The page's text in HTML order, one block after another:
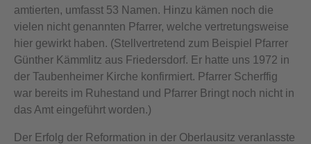
amtierten, umfasst 53 Namen. Hinzu kämen noch die
vielen nicht genannten Pfarrer, welche vertretungsweise
hier gewirkt haben. (Stellvertretend zum Beispiel Pfarrer
Günther Kämmlitz aus Friedersdorf. Er hatte uns 1972 in
der Taubenheimer Kirche konfirmiert. Pfarrer Scherffig
war bereits im Ruhestand und Pfarrer Bringt noch nicht in
das Amt eingeführt worden.)
Der Erfolg der Reformation in der Oberlausitz veranlasste